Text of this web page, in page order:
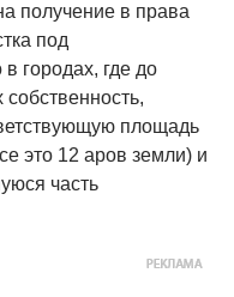
получение в права
под
городах, где до
площадь
это 12 аров земли) и
часть